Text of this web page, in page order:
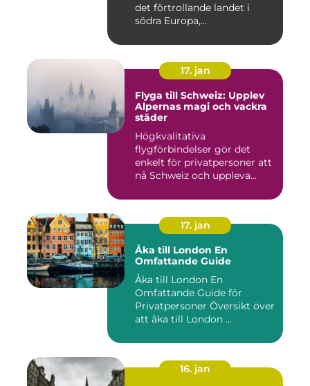
det förtrollande landet i
södra Europa,...
17. jan
Flyga till Schweiz: Upplev
Alpernas magi och vackra
städer
Högkvalitativa
flygförbindelser gör det
enkelt för privatpersoner att
nå Schweiz och uppleva
17. jan
Åka till London En
Omfattande Guide
Åka till London En
Omfattande Guide för
Privatpersoner Översikt över
att åka till London ...
16. jan